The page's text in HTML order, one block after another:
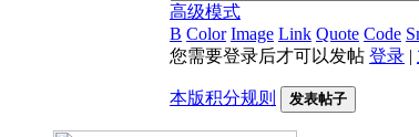
高级模式
B Color Image Link Quote Code
您需要登录后才可以发帖 登录 |
本版积分规则 发表帖子